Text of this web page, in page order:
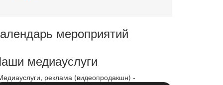
мероприятий
медиауслуги
реклама (видеопродакшн) -